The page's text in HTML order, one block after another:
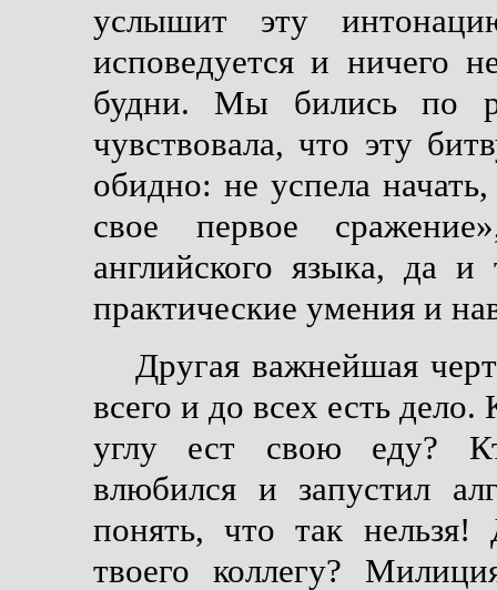
услышит эту
исповедуется и ничего
будни. Мы бились по
чувствовала, что эту
обидно: не успела
свое первое
английского языка, да
практические умения и
Другая важнейшая
всего и до всех есть
углу ест свою еду?
влюбился и запустил
понять, что так нельзя!
твоего коллегу?